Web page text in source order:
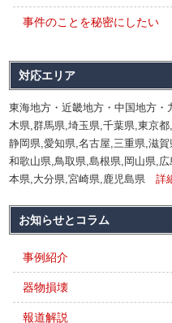
事件のことを秘密にしたい
対応エリア
東海地方・近畿地方・中国地方
木県,群馬県,埼玉県,千葉県,東京
静岡県,愛知県,名古屋,三重県,滋
和歌山県,鳥取県,島根県,岡山県,
本県,大分県,宮崎県,鹿児島県詳
お知らせとコラム
事例紹介
器物損壊
報道解説